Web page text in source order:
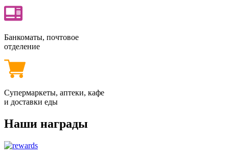
Банкоматы, почтовое
отделение
Супермаркеты, аптеки, кафе
и доставки еды
Наши награды